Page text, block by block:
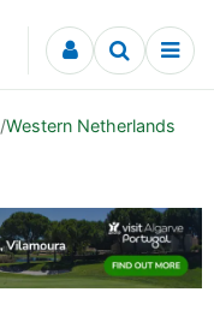
/Western Netherlands